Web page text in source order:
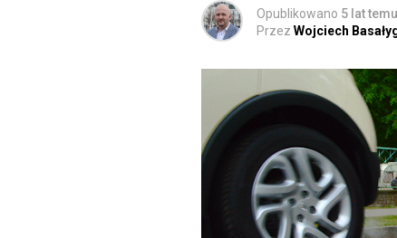
Opublikowano 5 lat temu
Przez Wojciech